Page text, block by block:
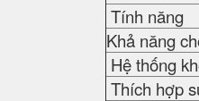
Tính năng
Khả năng
Hệ thống
Thích hợp